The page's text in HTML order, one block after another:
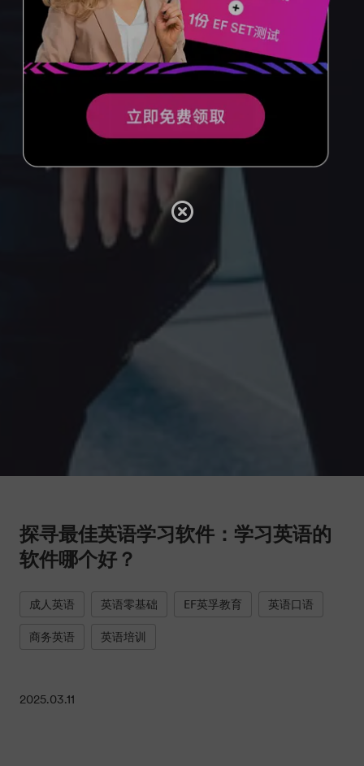
探寻最佳英语学习软件：学习英语的
软件哪个好？
成人英语 英语零基础 EF英孚教育
英语口语
商务英语
英语培训
2025.03.11